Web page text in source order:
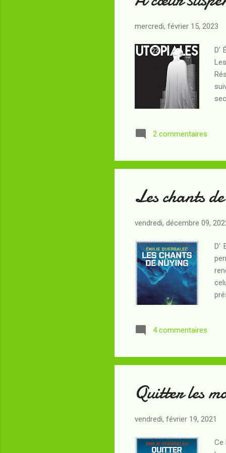
mercredi, février 15, 2023
D'
de
2 commentaires
Les chants
vendredi, décembre 09,
D'
4 commentaires
Quitter les
vendredi, février 19, 2021
Ce